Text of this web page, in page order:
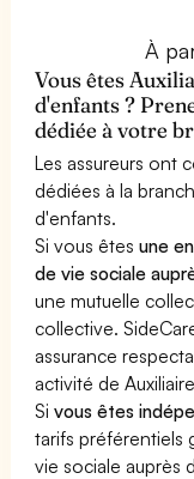
À
Vous êtes
d'enfants ?
dédiée à votre
Les assureurs ont
dédiées à la
d'enfants.
Si vous êtesune
de vie sociale
une mutuelle
collective.
assurance
activité de
Sivous êtes
tarifs préférentiels
vie sociale auprès